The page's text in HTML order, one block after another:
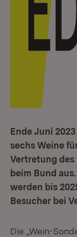
Ende Juni
sechs Weine
Vertretung
beim Bund
werden bis
Besucher bei
Die „Wein-